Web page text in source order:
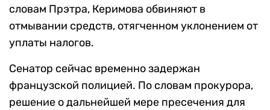
словам Прэтра, Керимова обвиняют в
отмывании средств, отягченном уклонением от
уплаты налогов.
Сенатор сейчас временно задержан
французской полицией. По словам прокурора,
решение о дальнейшей мере пресечения для